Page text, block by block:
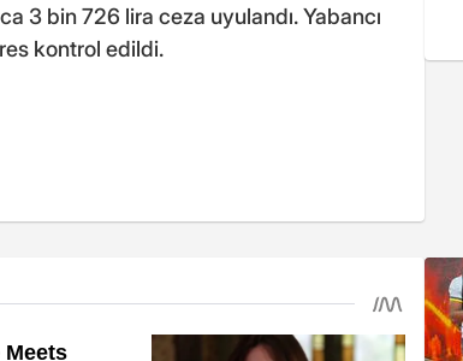
3 bin 726 lira ceza uyulandı. Yabancı
kontrol edildi.